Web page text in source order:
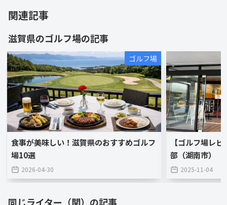
関連記事
滋賀県のゴルフ場の記事
ゴルフ場
食事が美味しい！滋賀県のおすすめゴルフ
場10選
2026-04-30
【ゴルフ場レ
部（湖南市）
2025-11-04
同じライター（関）の記事